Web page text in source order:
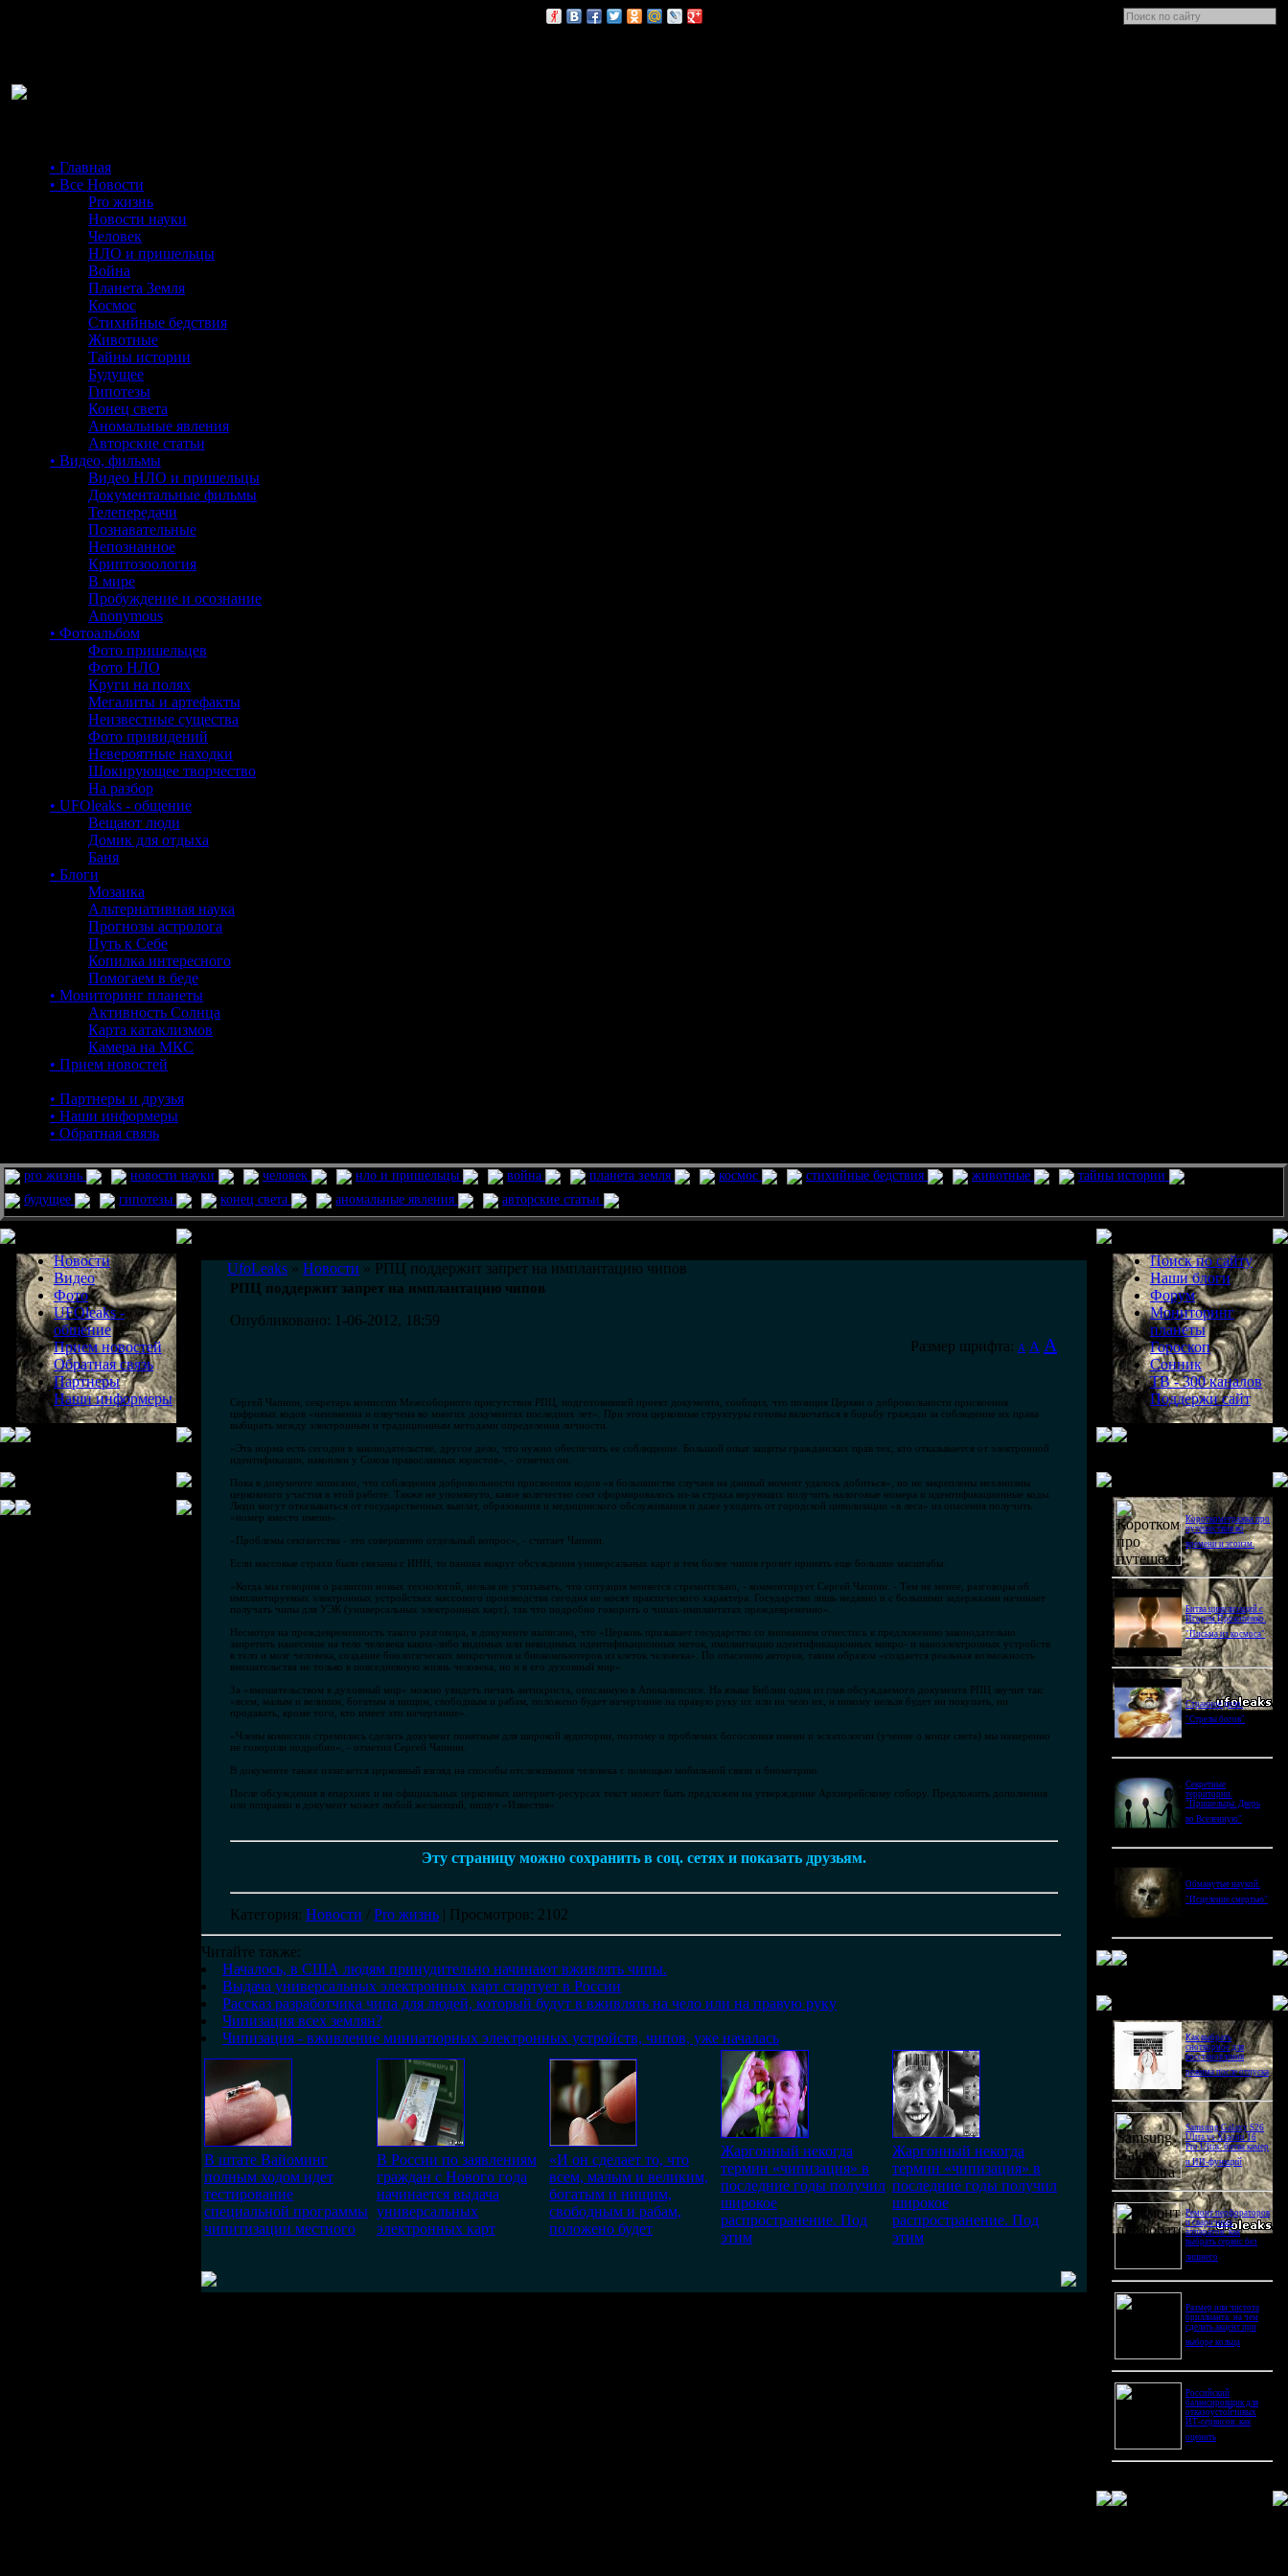
• Главная
• Все Новости
Pro жизнь
Новости науки
Человек
НЛО и пришельцы
Война
Планета Земля
Космос
Стихийные бедствия
Животные
Тайны истории
Будущее
Гипотезы
Конец света
Аномальные явления
Авторские статьи
• Видео, фильмы
Видео НЛО и пришельцы
Документальные фильмы
Телепередачи
Познавательные
Непознанное
Криптозоология
В мире
Пробуждение и осознание
Anonymous
• Фотоальбом
Фото пришельцев
Фото НЛО
Круги на полях
Мегалиты и артефакты
Неизвестные существа
Фото привидений
Невероятные находки
Шокирующее творчество
На разбор
• UFOleaks - общение
Вещают люди
Домик для отдыха
Баня
• Блоги
Мозаика
Альтернативная наука
Прогнозы астролога
Путь к Себе
Копилка интересного
Помогаем в беде
• Мониторинг планеты
Активность Солнца
Карта катаклизмов
Камера на МКС
• Прием новостей
• Партнеры и друзья
• Наши информеры
• Обратная связь
pro жизнь новости науки человек нло и пришельцы война планета земля космос стихийные бедствия животные
тайны истории
будущее
гипотезы конец света аномальные явления авторские статьи
Новости
Видео
Фото
UFOleaks -
общение
Прием новостей
Обратная связь
Партнеры
Наши информеры
UfoLeaks » Новости » РПЦ поддержит запрет на имплантацию чипов
РПЦ поддержит запрет на имплантацию чипов
Опубликовано: 1-06-2012, 18:59
Размер шрифта: A A A
Сергей Чапнин, секретарь комиссии Межсоборного присутствия РПЦ, подготовившей проект документа, сообщил, что позиция Церкви о добровольности присвоения
цифровых кодов «неизменна и озвучена во многих документах последних лет». При этом церковные структуры готовы включаться в борьбу граждан за соблюдение их права
выбирать между электронным и традиционным методами определения личности.
«Эта норма есть сегодня в законодательстве, другое дело, что нужно обеспечить ее соблюдение. Большой опыт защиты гражданских прав тех, кто отказывается от электронной
идентификации, накоплен у Союза православных юристов», - отметил он.
Пока в документе записано, что соблюдения добровольности присвоения кодов «в большинстве случаев на данный момент удалось добиться», но не закреплены механизмы
церковного участия в этой работе. Также не упомянуто, какое количество сект сформировалось из-за страха верующих получить налоговые номера и идентификационные коды.
Люди могут отказываться от государственных выплат, образования и медицинского обслуживания и даже уходить от городской цивилизации «в леса» из опасения получить
«номер вместо имени».
«Проблемы сектантства - это совершенно отдельный вопрос», - считает Чапнин.
Если массовые страхи были связаны с ИНН, то паника вокруг обсуждения универсальных карт и тем более чипов грозит принять еще большие масштабы.
«Когда мы говорим о развитии новых технологий, нельзя не учитывать, что ситуация меняется стремительно, - комментирует Сергей Чапнин. - Тем не менее, разговоры об
имплантируемых электронных устройствах массового производства сегодня не носят практического характера. Государство лишь недавно и с большими задержками начинает
получать чипы для УЭК (универсальных электронных карт), так что подробно говорить о чипах-имплантатах преждевременно».
Несмотря на преждевременность такого разговора, в документе написано, что «Церковь призывает государство со вниманием отнестись к предложению законодательно
запретить нанесение на тело человека каких-либо видимых или невидимых идентификационных меток, имплантацию идентификационных микро- и наноэлектронных устройств
в тело и мозг человека, создание биологических микрочипов и биокомпьютеров из клеток человека». По опасению авторов, таким образом «создается реальная возможность
вмешательства не только в повседневную жизнь человека, но и в его духовный мир».
За «вмешательством в духовный мир» можно увидеть печать антихриста, описанную в Апокалипсисе. На языке Библии одна из глав обсуждаемого документа РПЦ звучит так:
«всем, малым и великим, богатым и нищим, свободным и рабам, положено будет начертание на правую руку их или на чело их, и никому нельзя будет ни покупать, ни
продавать, кроме того, кто имеет это начертание».
«Члены комиссии стремились сделать документ понятным для широкой аудитории, поэтому о проблемах богословия имени и эсхатологии (учение о конце света) мы намеренно
не говорили подробно», - отметил Сергей Чапнин.
В документе также излагается церковный взгляд на способы отслеживания человека с помощью мобильной связи и биометрию.
После обсуждения в епархиях и на официальных церковных интернет-ресурсах текст может быть предложен на утверждение Архиерейскому собору. Предложить дополнения
или поправки в документ может любой желающий, пишут «Известия».
Эту страницу можно сохранить в соц. сетях и показать друзьям.
Категория: Новости / Pro жизнь | Просмотров: 2102
Читайте также:
Началось, в США людям принудительно начинают вживлять чипы.
Выдача универсальных электронных карт стартует в России
Рассказ разработчика чипа для людей, который будут в вживлять на чело или на правую руку
Чипизация всех землян?
Чипизация - вживление миниатюрных электронных устройств, чипов, уже началась
В штате Вайоминг
полным ходом идет
тестирование
специальной программы
чипитизации местного
В России по заявлениям
граждан с Нового года
начинается выдача
универсальных
электронных карт
«И он сделает то, что
всем, малым и великим,
богатым и нищим,
свободным и рабам,
положено будет
Жаргонный некогда
термин «чипизация» в
последние годы получил
широкое
распространение. Под
этим
Жаргонный некогда
термин «чипизация» в
последние годы получил
широкое
распространение. Под
этим
Поиск по сайту
Наши блоги
Форум
Мониторинг
планеты
Гороскоп
Сонник
ТВ - 300 каналов
Поддержи сайт
Короткометражка про
путешествия во
времени и эгоизм.
Битва цивилизаций с
Игорем Прокопенко.
"Письма из космоса"
Странное дело.
"Стрелы богов"
Секретные
территории.
"Пришельцы. Дверь
во Вселенную"
Обманутые наукой.
"Исцеление смертью"
Как выбрать
снотворное для
восстановления
режима после отпуска
Samsung Galaxy S26
Ultra vs Xiaomi 16
Pro Ultra: битва камер
и ИИ-функций
Ремонт перфораторов
и сварочных
аппаратов: как
выбрать сервис без
лишнего
Размер или чистота
бриллианта: на чем
сделать акцент при
выборе кольца
Российский
балансировщик для
отказоустойчивых
ИТ-сервисов: как
оценить